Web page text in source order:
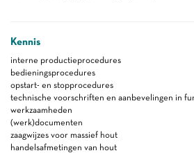
Kennis
interne productieprocedures
bedieningsprocedures
opstart- en stopprocedures
technische voorschriften en aanbevelingen in
werkzaamheden
(werk)documenten
zaagwijzes voor massief hout
handelsafmetingen van hout